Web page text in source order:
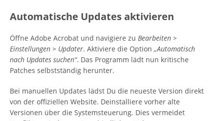
Automatische Updates aktivieren
Öffne Adobe Acrobat und navigiere zu Bearbeiten >
Einstellungen > Updater. Aktiviere die Option „Automatisch
nach Updates suchen“. Das Programm lädt nun kritische
Patches selbstständig herunter.
Bei manuellen Updates lädst Du die neueste Version direkt
von der offiziellen Website. Deinstalliere vorher alte
Versionen über die Systemsteuerung. Dies vermeidet